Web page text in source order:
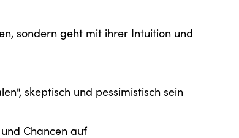
sondern geht mit ihrer Intuition und
skeptisch und pessimistisch sein
Chancen auf